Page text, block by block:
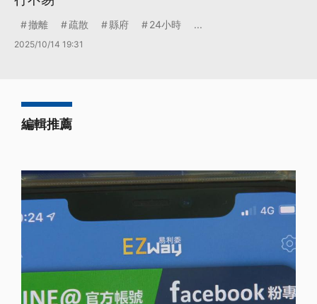
撤離 疏散 縣府 24小時 ...
2025/10/14 19:31
編輯推薦